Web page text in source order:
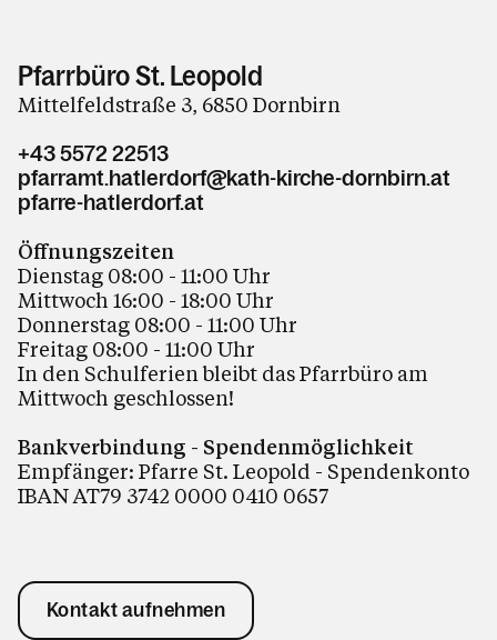
Pfarrbüro St. Leopold
Mittelfeldstraße 3, 6850 Dornbirn
+43 5572 22513
pfarramt.hatlerdorf@kath-kirche-dornbirn.at
pfarre-hatlerdorf.at
Öffnungszeiten
Dienstag 08:00 - 11:00 Uhr
Mittwoch 16:00 - 18:00 Uhr
Donnerstag 08:00 - 11:00 Uhr
Freitag 08:00 - 11:00 Uhr
In den Schulferien bleibt das Pfarrbüro am
Mittwoch geschlossen!
Bankverbindung - Spendenmöglichkeit
Empfänger: Pfarre St. Leopold - Spendenkonto
IBAN AT79 3742 0000 0410 0657
Kontakt aufnehmen